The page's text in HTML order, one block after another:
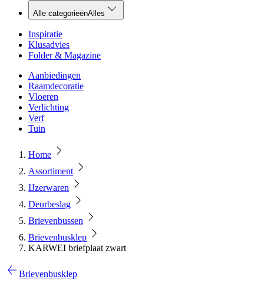
Alle categorieënAlles
Inspiratie
Klusadvies
Folder & Magazine
Aanbiedingen
Raamdecoratie
Vloeren
Verlichting
Verf
Tuin
Home
Assortiment
IJzerwaren
Deurbeslag
Brievenbussen
Brievenbusklep
KARWEI briefplaat zwart
Brievenbusklep